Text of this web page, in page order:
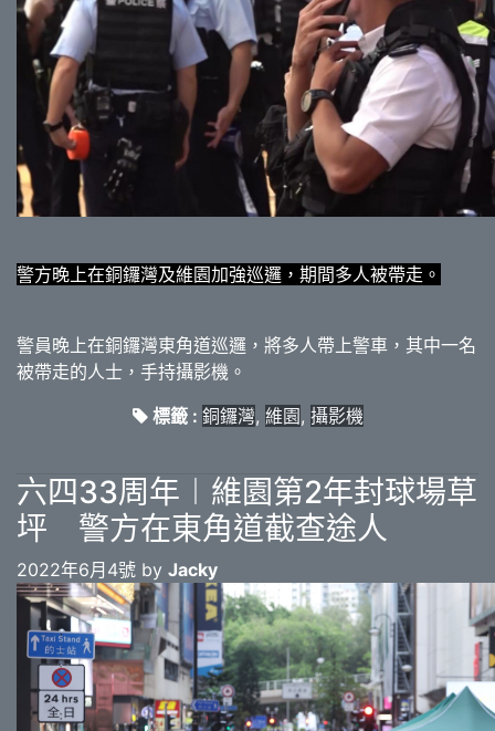
警方晚上在銅鑼灣及維園加強巡邏，期間多人被帶走。
警員晚上在銅鑼灣東角道巡邏，將多人帶上警車，其中一名
被帶走的人士，手持攝影機。
標籤 : 銅鑼灣, 維園, 攝影機
六四33周年︱維園第2年封球場草
坪 警方在東角道截查途人
2022年6月4號 by Jacky